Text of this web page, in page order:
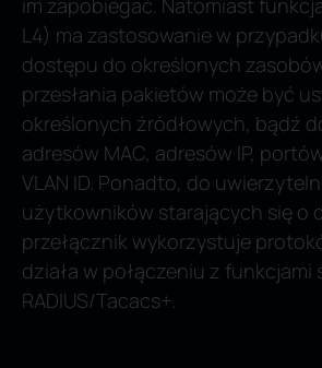
L4) ma zastosowanie w
dostępu do określonych
przesłania pakietów może być
określonych źródłowych, bądź
adresów MAC, adresów IP,
VLAN ID. Ponadto, do
użytkowników starających się o
przełącznik wykorzystuje
działa w połączeniu z funkcjami
RADIUS/Tacacs+.